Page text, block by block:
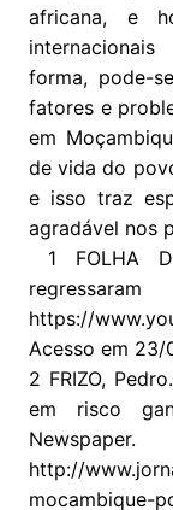
africana, e
forma, pode-
fatores e
em
de vida do
e isso traz
agradável nos
1 FOLHA
https://
Acesso em 23/
2 FRIZO,
em risco
http://
mocambique-